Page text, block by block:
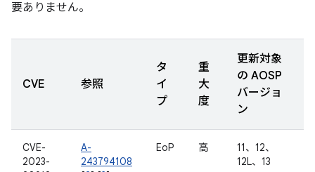
要ありません。
CVE 参照
タ
イ
プ
重
大
度
更新対象
の AOSP
バージョ
ン
CVE-
2023-
A-
243794108
EoP 高
11、12、
12L、13